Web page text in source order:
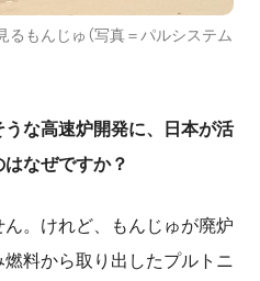
もんじゅ（写真＝パルシステム
な高速炉開発に、日本が活
なぜですか？
。けれど、もんじゅが廃炉
料から取り出したプルトニ